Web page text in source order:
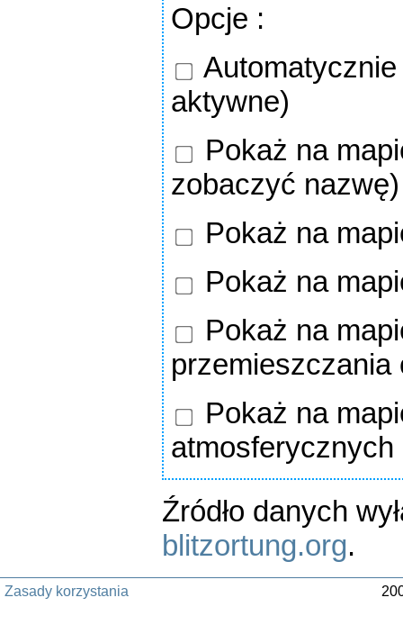
Opcje :
aktywne)
Pokaż na
zobaczyć nazwę)
Pokaż na
Pokaż na
Pokaż na
Pokaż na
atmosferycznych
Źródło danych
blitzortung.org.
Zasady korzystania